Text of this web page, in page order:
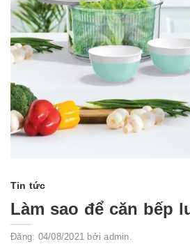
Tin tức
Làm sao để căn bếp
Đăng: 04/08/2021 bởi admin.